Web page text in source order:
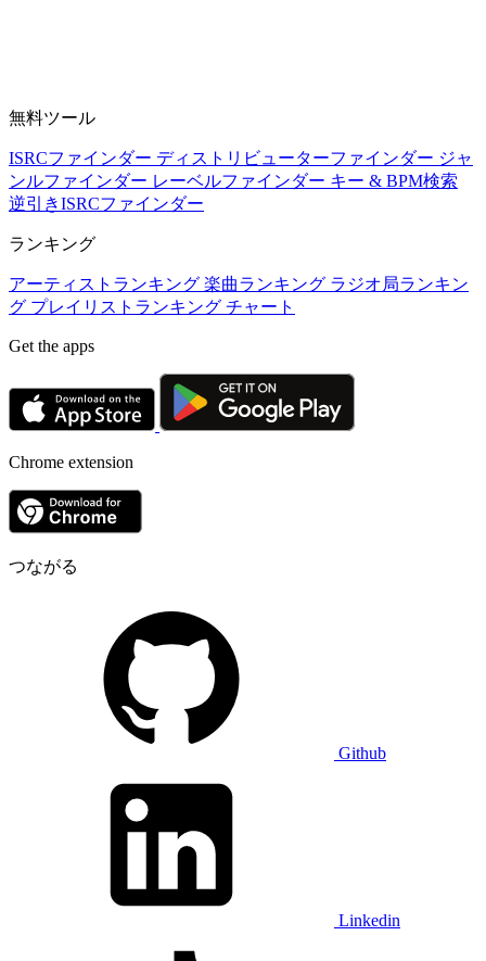
無料ツール
ISRCファインダー ディストリビューターファインダー ジャ
ンルファインダー レーベルファインダー キー & BPM検索
逆引きISRCファインダー
ランキング
アーティストランキング 楽曲ランキング ラジオ局ランキン
グ プレイリストランキング チャート
Get the apps
Chrome extension
つながる
Github
Linkedin